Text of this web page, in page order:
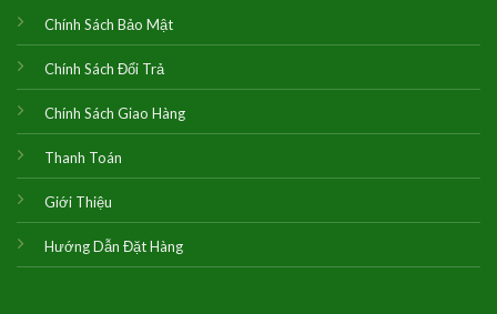
Chính Sách Bảo Mật
Chính Sách Đổi Trả
Chính Sách Giao Hàng
Thanh Toán
Giới Thiệu
Hướng Dẫn Đặt Hàng